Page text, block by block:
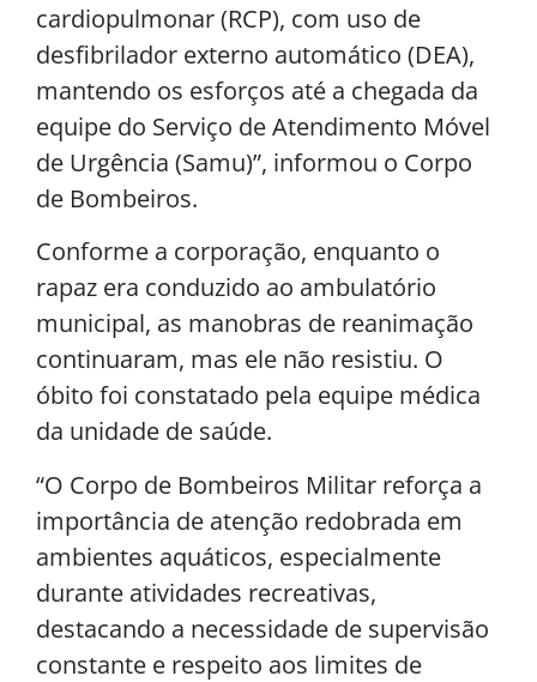
cardiopulmonar (RCP), com uso de
desfibrilador externo automático (DEA),
mantendo os esforços até a chegada da
equipe do Serviço de Atendimento Móvel
de Urgência (Samu)”, informou o Corpo
de Bombeiros.
Conforme a corporação, enquanto o
rapaz era conduzido ao ambulatório
municipal, as manobras de reanimação
continuaram, mas ele não resistiu. O
óbito foi constatado pela equipe médica
da unidade de saúde.
“O Corpo de Bombeiros Militar reforça a
importância de atenção redobrada em
ambientes aquáticos, especialmente
durante atividades recreativas,
destacando a necessidade de supervisão
constante e respeito aos limites de